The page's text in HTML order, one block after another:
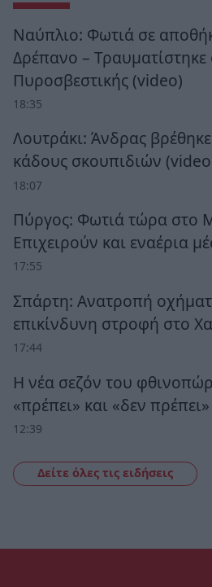
Ναύπλιο: Φωτιά σε
Δρέπανο – Τραυματίστηκε
Πυροσβεστικής (video)
18:35
Λουτράκι: Άνδρας
κάδους σκουπιδιών
18:07
Πύργος: Φωτιά τώρα στο
Επιχειρούν και εναέρια
17:55
Σπάρτη: Ανατροπή
επικίνδυνη στροφή στο
17:44
Η νέα σεζόν του
«πρέπει» και «δεν πρέπει»
12:39
Δείτε όλες τις ειδήσεις